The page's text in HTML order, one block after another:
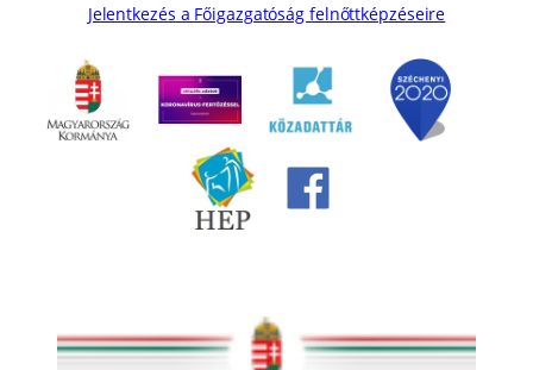
Jelentkezés a Főigazgatóság felnőttképzéseire